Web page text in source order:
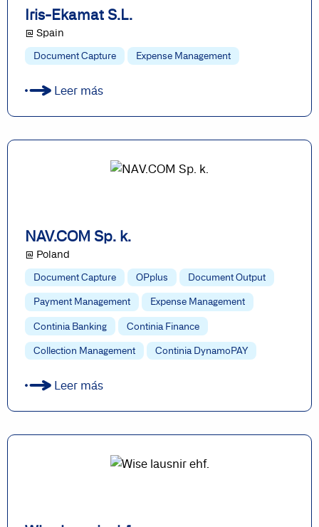
Iris-Ekamat S.L.
@ Spain
Document Capture Expense Management
Leer más
NAV.COM Sp. k.
@ Poland
Document Capture OPplus Document Output
Payment Management Expense Management
Continia Banking Continia Finance
Collection Management Continia DynamoPAY
Leer más